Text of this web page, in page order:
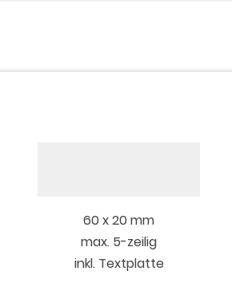
60 x 20 mm
max. 5-zeilig
inkl. Textplatte